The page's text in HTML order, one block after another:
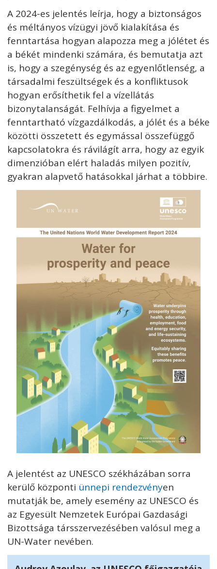
A 2024-es jelentés leírja, hogy a biztonságos
és méltányos vízügyi jövő kialakítása és
fenntartása hogyan alapozza meg a jólétet és
a békét mindenki számára, és bemutatja azt
is, hogy a szegénység és az egyenlőtlenség, a
társadalmi feszültségek és a konfliktusok
hogyan erősíthetik fel a vízellátás
bizonytalanságát. Felhívja a figyelmet a
fenntartható vízgazdálkodás, a jólét és a béke
közötti összetett és egymással összefüggő
kapcsolatokra és rávilágít arra, hogy az egyik
dimenzióban elért haladás milyen pozitív,
gyakran alapvető hatásokkal járhat a többire.
A jelentést az UNESCO székházában sorra
kerülő központi ünnepi rendezvényen
mutatják be, amely esemény az UNESCO és
az Egyesült Nemzetek Európai Gazdasági
Bizottsága társszervezésében valósul meg a
UN-Water nevében.